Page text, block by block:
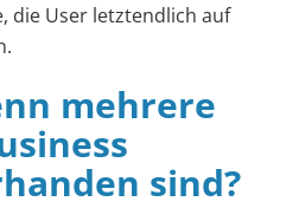
die User letztendlich auf
mehrere
sind?